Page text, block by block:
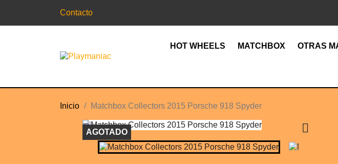
Contacto
HOT WHEELS MATCHBOX OTRAS
Inicio Matchbox Collectors 2015 Porsche 918 Spyder
AGOTADO
 